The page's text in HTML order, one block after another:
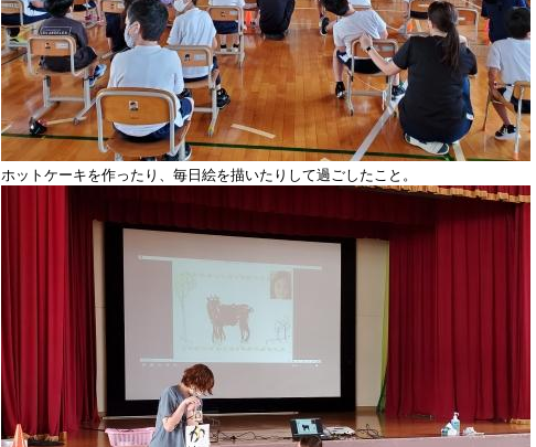
ホットケーキを作ったり、毎日絵を描いたりして過ごしたこと。